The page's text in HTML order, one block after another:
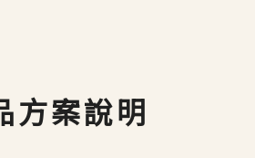
方案說明